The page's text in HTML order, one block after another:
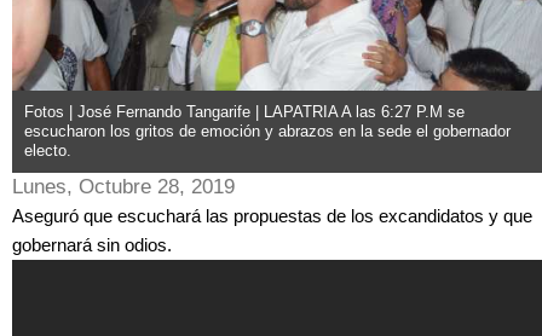
Fotos | José Fernando Tangarife | LAPATRIA A las 6:27 P.M se
escucharon los gritos de emoción y abrazos en la sede el gobernador
electo.
Lunes, Octubre 28, 2019
Aseguró que escuchará las propuestas de los excandidatos y que
gobernará sin odios.